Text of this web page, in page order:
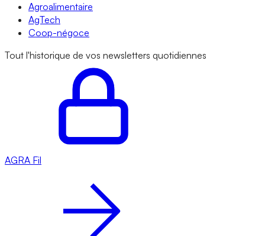
Agroalimentaire
AgTech
Coop-négoce
Tout l'historique de vos newsletters quotidiennes
AGRA Fil